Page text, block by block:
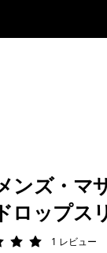
ンズ・マ
ロップス
価: 5 / 5 1 レビュー